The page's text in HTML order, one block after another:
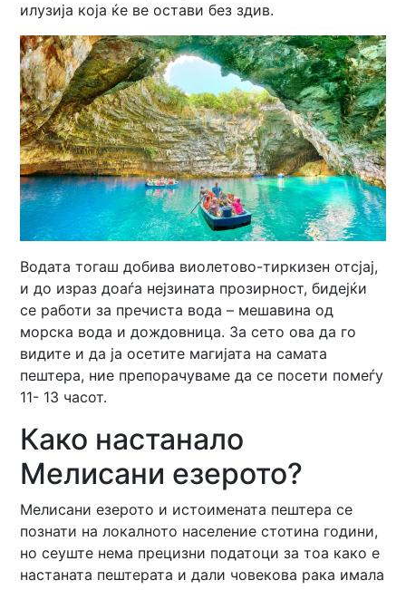
илузија која ќе ве остави без здив.
Водата тогаш добива виолетово-тиркизен отсјај,
и до израз доаѓа нејзината прозирност, бидејќи
се работи за пречиста вода – мешавина од
морска вода и дождовница. За сето ова да го
видите и да ја осетите магијата на самата
пештера, ние препорачуваме да се посети помеѓу
11- 13 часот.
Како настанало
Мелисани езерото?
Мелисани езерото и истоимената пештера се
познати на локалното население стотина години,
но сеуште нема прецизни податоци за тоа како е
настаната пештерата и дали човекова рака имала